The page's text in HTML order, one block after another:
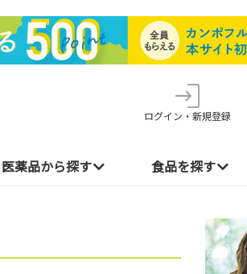
ログイン・新規登録
医薬品から探す 食品を探す